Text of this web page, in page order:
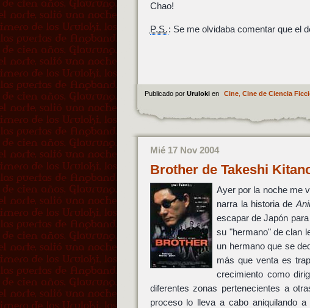
Chao!
P.S.: Se me olvidaba comentar que el
Publicado por Uruloki en Cine, Cine de Ciencia
Mié 17 Nov 2004
Brother de Takeshi
Ayer por la noche me
narra la historia de
escapar de Japón
su "hermano" de clan
un hermano que se
más que venta es
crecimiento como
diferentes zonas pertenecientes a
proceso lo lleva a cabo aniquilando